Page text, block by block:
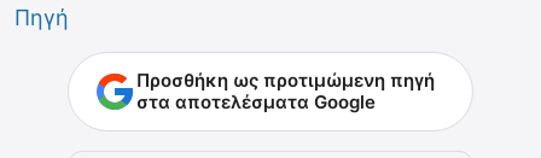
Πηγή
Προσθήκη ως προτιμώμενη πηγή
στα αποτελέσματα Google